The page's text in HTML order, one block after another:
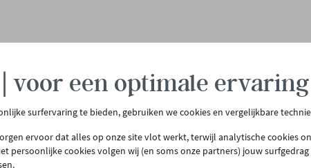
Klantenservice
Bestellen & bezorgen
Retourneren
Meer Gero
Onze slaapwinkel
| voor een optimale ervaring
surfervaring te bieden, gebruiken we cookies en vergelijkbare
ervoor dat alles op onze site vlot werkt, terwijl analytische cookies
persoonlijke cookies volgen wij (en soms onze partners) jouw